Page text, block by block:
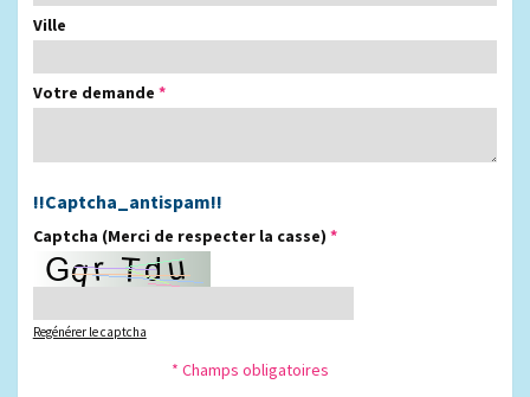
Ville
Votre demande *
!!Captcha_antispam!!
Captcha (Merci de respecter la casse) *
Regénérer le captcha
* Champs obligatoires